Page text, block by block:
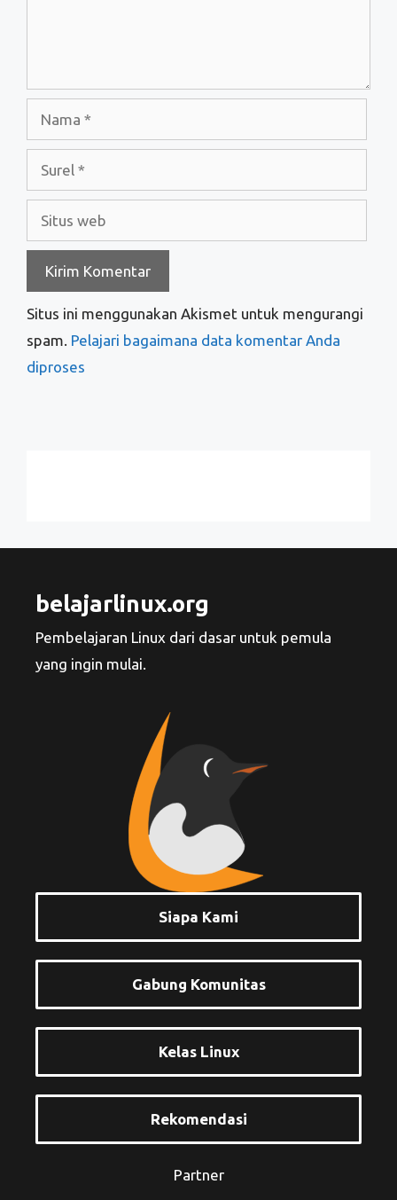
Situs
web
Situs ini menggunakan Akismet untuk mengurangi
spam. Pelajari bagaimana data komentar Anda
diproses
belajarlinux.org
Pembelajaran Linux dari dasar untuk pemula
yang ingin mulai.
Siapa Kami
Gabung Komunitas
Kelas Linux
Rekomendasi
Partner